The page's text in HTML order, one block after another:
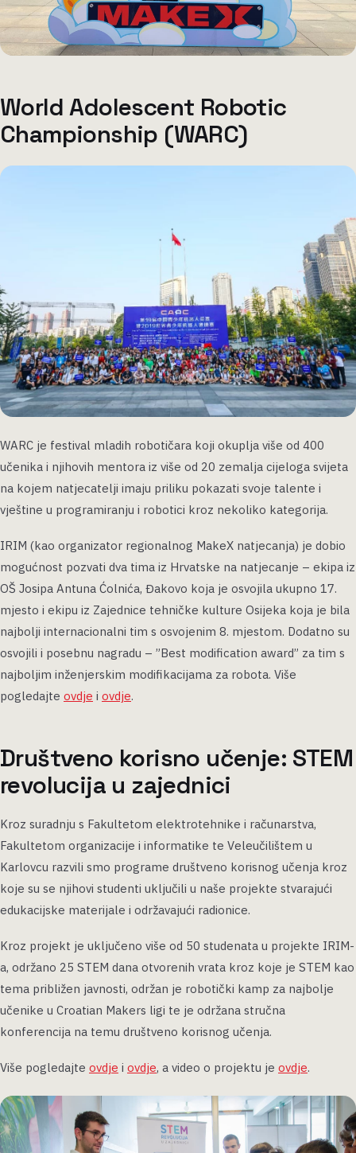
World Adolescent Robotic
Championship (WARC)
WARC je festival mladih robotičara koji okuplja više od 400
učenika i njihovih mentora iz više od 20 zemalja cijeloga svijeta
na kojem natjecatelji imaju priliku pokazati svoje talente i
vještine u programiranju i robotici kroz nekoliko kategorija.
IRIM (kao organizator regionalnog MakeX natjecanja) je dobio
mogućnost pozvati dva tima iz Hrvatske na natjecanje – ekipa iz
OŠ Josipa Antuna Ćolnića, Đakovo koja je osvojila ukupno 17.
mjesto i ekipu iz Zajednice tehničke kulture Osijeka koja je bila
najbolji internacionalni tim s osvojenim 8. mjestom. Dodatno su
osvojili i posebnu nagradu – ”Best modification award” za tim s
najboljim inženjerskim modifikacijama za robota. Više
pogledajte ovdje i ovdje.
Društveno korisno učenje: STEM
revolucija u zajednici
Kroz suradnju s Fakultetom elektrotehnike i računarstva,
Fakultetom organizacije i informatike te Veleučilištem u
Karlovcu razvili smo programe društveno korisnog učenja kroz
koje su se njihovi studenti uključili u naše projekte stvarajući
edukacijske materijale i održavajući radionice.
Kroz projekt je uključeno više od 50 studenata u projekte IRIM-
a, održano 25 STEM dana otvorenih vrata kroz koje je STEM kao
tema približen javnosti, održan je robotički kamp za najbolje
učenike u Croatian Makers ligi te je održana stručna
konferencija na temu društveno korisnog učenja.
Više pogledajte ovdje i ovdje, a video o projektu je ovdje.